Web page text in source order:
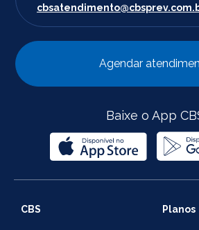
Agendar
Baixe o App
CBS Planos